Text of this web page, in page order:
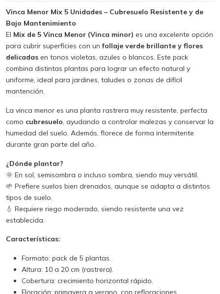
Vinca Menor Mix 5 Unidades – Cubresuelo Resistente y de
Bajo Mantenimiento
El Mix de 5 Vinca Menor (Vinca minor) es una excelente opción
para cubrir superficies con unfollaje verde brillante y flores
delicadasen tonos violetas, azules o blancos. Este pack
combina distintas plantas para lograr un efecto natural y
uniforme, ideal para jardines, taludes o zonas de difícil
mantención.
La vinca menor es una planta rastrera muy resistente, perfecta
como cubresuelo, ayudando a controlar malezas y conservar la
humedad del suelo. Además, florece de forma intermitente
durante gran parte del año.
¿Dónde plantar?
🌞 En sol, semisombra o incluso sombra, siendo muy versátil.
🌱 Prefiere suelos bien drenados, aunque se adapta a distintos
tipos de suelo.
💧 Requiere riego moderado, siendo resistente una vez
establecida.
Características:
Formato: pack de 5 plantas.
Altura: 10 a 20 cm (rastrera).
Cobertura: crecimiento horizontal rápido.
Floración: primavera a verano, con refloraciones